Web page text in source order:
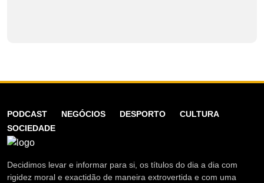
PODCAST NEGÓCIOS DESPORTO
CULTURA
SOCIEDADE
Decidimos levar e informar para si, os títulos do dia a dia com
rigidez moral e exactidão de maneira extrovertida e com uma